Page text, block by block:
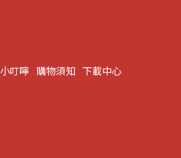
叮嚀 購物須知 下載中心